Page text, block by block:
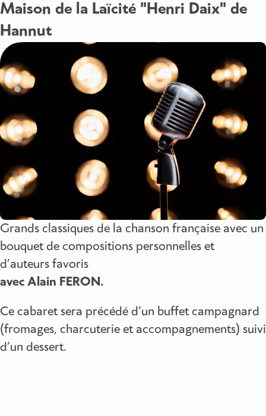
Maison de la Laïcité "Henri Daix" de
Hannut
Grands classiques de la chanson française avec un
bouquet de compositions personnelles et
d’auteurs favoris
avec Alain FERON.
Ce cabaret sera précédé d’un buffet campagnard
(fromages, charcuterie et accompagnements) suivi
d’un dessert.